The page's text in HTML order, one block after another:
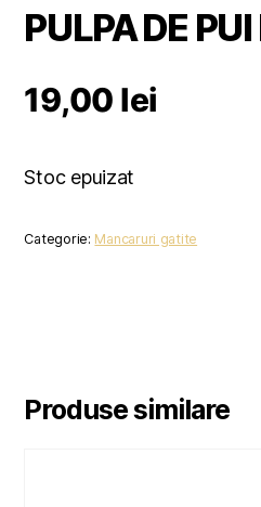
PULPA DE
19,00 lei
Stoc epuizat
Categorie: Mancaruri gatite
Produse similare